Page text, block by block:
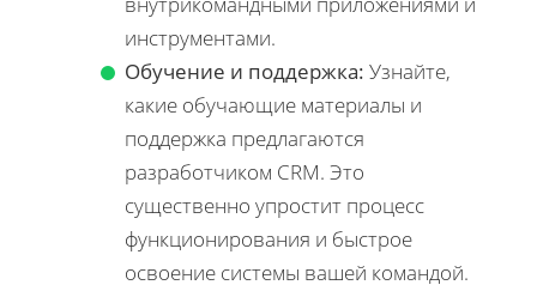
инструментами.
Обучение и поддержка: Узнайте,
какие обучающие материалы и
поддержка предлагаются
разработчиком CRM. Это
существенно упростит процесс
функционирования и быстрое
освоение системы вашей командой.